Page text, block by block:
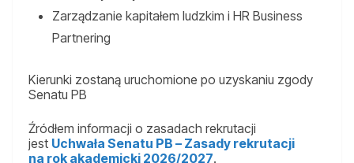
Zarządzanie kapitałem ludzkim i HR Business
Partnering
Kierunki zostaną uruchomione po uzyskaniu zgody
Senatu PB
Źródłem informacji o zasadach rekrutacji
jest Uchwała Senatu PB – Zasady rekrutacji
na rok akademicki 2026/2027.